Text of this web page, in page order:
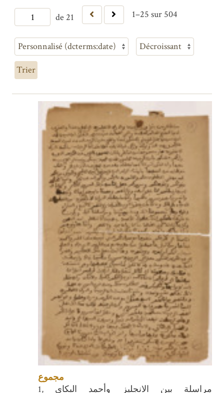
de 21 1–25 sur 504
Trier
مجموع
1, مراسلة بين الانجليز وأحمد البكاي